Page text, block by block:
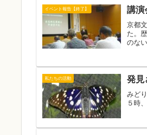
イベント報告【終了】 講
京都
た。
のな
私たちの活動 発見
みど
５時